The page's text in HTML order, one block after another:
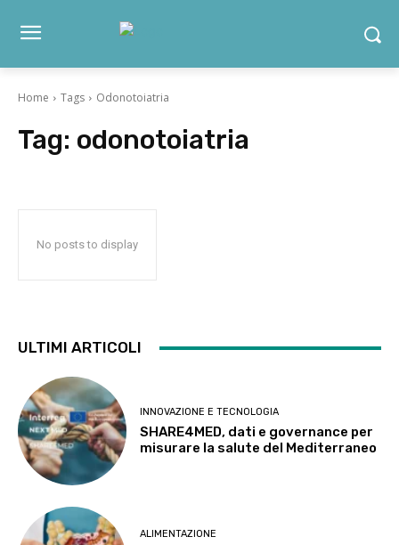
Home Tags Odonotoiatria
Tag: odonotoiatria
No posts to display
ULTIMI ARTICOLI
INNOVAZIONE E TECNOLOGIA
SHARE4MED, dati e governance per
misurare la salute del Mediterraneo
ALIMENTAZIONE